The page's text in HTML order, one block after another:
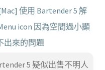
使用 Bartender 5 解
icon 因為空間過小顯
出來的問題
5 疑似出售不明人